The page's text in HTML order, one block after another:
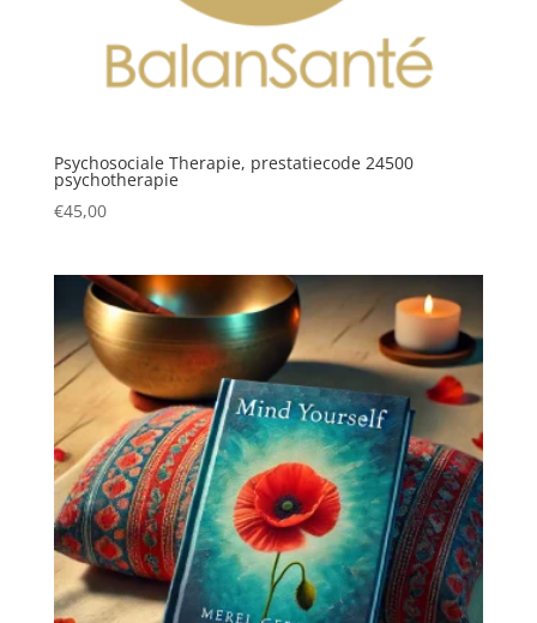
Psychosociale Therapie, prestatiecode 24500
psychotherapie
€45,00